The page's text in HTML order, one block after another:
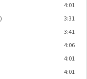
4:01
3:31
3:41
4:06
4:01
4:01